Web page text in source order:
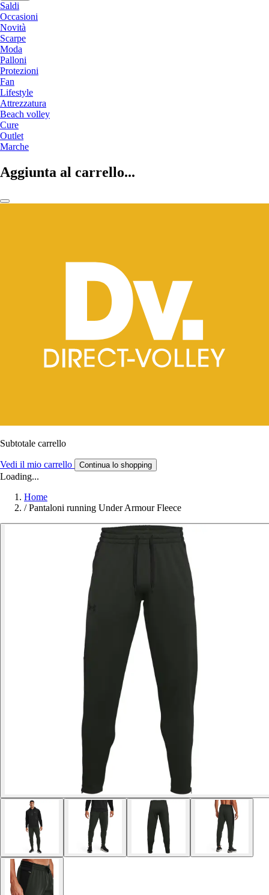
Saldi
Occasioni
Novità
Scarpe
Moda
Palloni
Protezioni
Fan
Lifestyle
Attrezzatura
Beach volley
Cure
Outlet
Marche
Aggiunta al carrello...
Subtotale carrello
Vedi il mio carrello Continua lo shopping
Loading...
Home
/ Pantaloni running Under Armour Fleece